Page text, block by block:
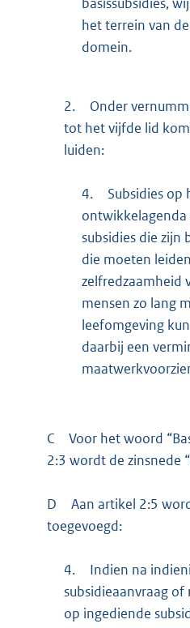
het terrein van
domein.
2.
Onder
tot het vijfde lid
luiden:
4.
Subsidies op
ontwikkelagenda
subsidies die zijn
die moeten
zelfredzaamheid
mensen zo lang
leefomgeving
daarbij een
C
Voor het woord
2:3 wordt de zinsnede
D
Aan artikel 2:5
toegevoegd:
4.
Indien na
subsidieaanvraag
op ingediende